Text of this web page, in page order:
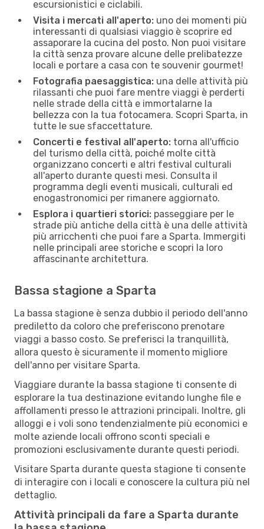
escursionistici e ciclabili.
Visita i mercati all'aperto: uno dei momenti più
interessanti di qualsiasi viaggio è scoprire ed
assaporare la cucina del posto. Non puoi visitare
la città senza provare alcune delle prelibatezze
locali e portare a casa con te souvenir gourmet!
Fotografia paesaggistica: una delle attività più
rilassanti che puoi fare mentre viaggi è perderti
nelle strade della città e immortalarne la
bellezza con la tua fotocamera. Scopri Sparta, in
tutte le sue sfaccettature.
Concerti e festival all'aperto: torna all'ufficio
del turismo della città, poiché molte città
organizzano concerti e altri festival culturali
all'aperto durante questi mesi. Consulta il
programma degli eventi musicali, culturali ed
enogastronomici per rimanere aggiornato.
Esplora i quartieri storici: passeggiare per le
strade più antiche della città è una delle attività
più arricchenti che puoi fare a Sparta. Immergiti
nelle principali aree storiche e scopri la loro
affascinante architettura.
Bassa stagione a Sparta
La bassa stagione è senza dubbio il periodo dell'anno
prediletto da coloro che preferiscono prenotare
viaggi a basso costo. Se preferisci la tranquillità,
allora questo è sicuramente il momento migliore
dell'anno per visitare Sparta.
Viaggiare durante la bassa stagione ti consente di
esplorare la tua destinazione evitando lunghe file e
affollamenti presso le attrazioni principali. Inoltre, gli
alloggi e i voli sono tendenzialmente più economici e
molte aziende locali offrono sconti speciali e
promozioni esclusivamente durante questi periodi.
Visitare Sparta durante questa stagione ti consente
di interagire con i locali e conoscere la cultura più nel
dettaglio.
Attività principali da fare a Sparta durante